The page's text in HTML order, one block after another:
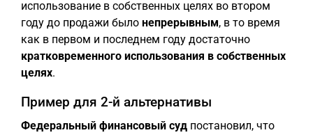
использование в собственных целях во втором
году до продажи было непрерывным, в то время
как в первом и последнем году достаточно
кратковременного использования в собственных
целях.
Пример для 2-й альтернативы
Федеральный финансовый суд постановил, что